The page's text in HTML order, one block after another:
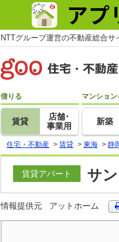
NTTグループ運営の不動産総合サ
借りる
賃貸
店舗･
事業用
マンション
新築
住宅・不動産 > 賃貸 > 東海 > 静
賃貸アパート サ
情報提供元 アットホーム